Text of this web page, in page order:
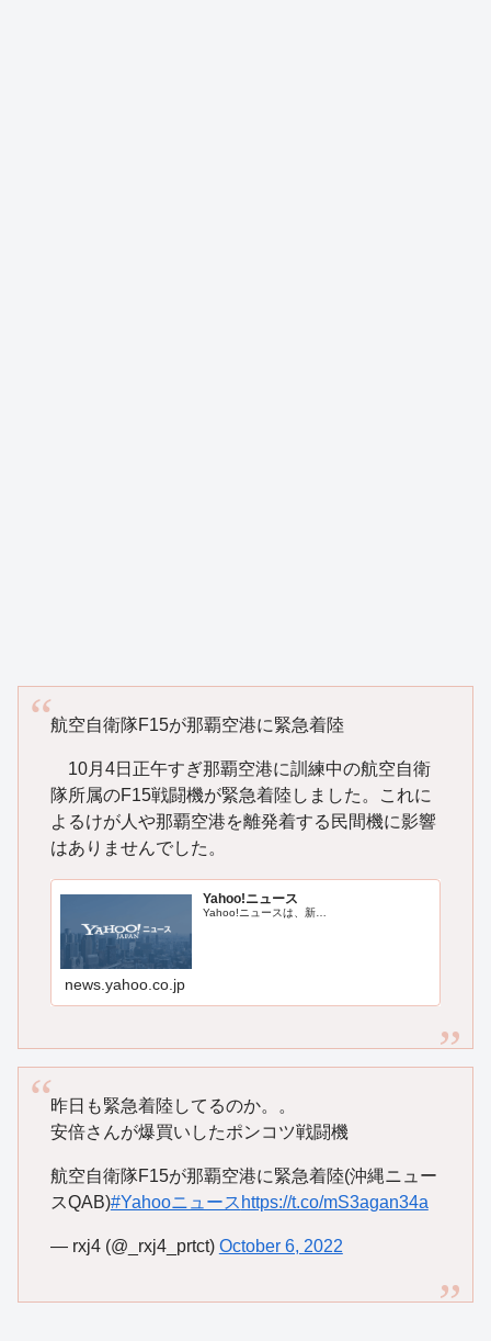
航空自衛隊F15が那覇空港に緊急着陸
10月4日正午すぎ那覇空港に訓練中の航空自衛
隊所属のF15戦闘機が緊急着陸しました。これに
よるけが人や那覇空港を離発着する民間機に影響
はありませんでした。
Yahoo!ニュース
Yahoo!ニュースは、新…
news.yahoo.co.jp
昨日も緊急着陸してるのか。。
安倍さんが爆買いしたポンコツ戦闘機
航空自衛隊F15が那覇空港に緊急着陸(沖縄ニュー
スQAB)#Yahooニュース https://t.co/mS3agan34a
— rxj4 (@_rxj4_prtct) October 6, 2022